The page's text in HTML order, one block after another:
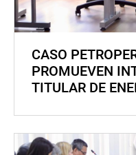
CASO
PROMUEVEN
TITULAR DE